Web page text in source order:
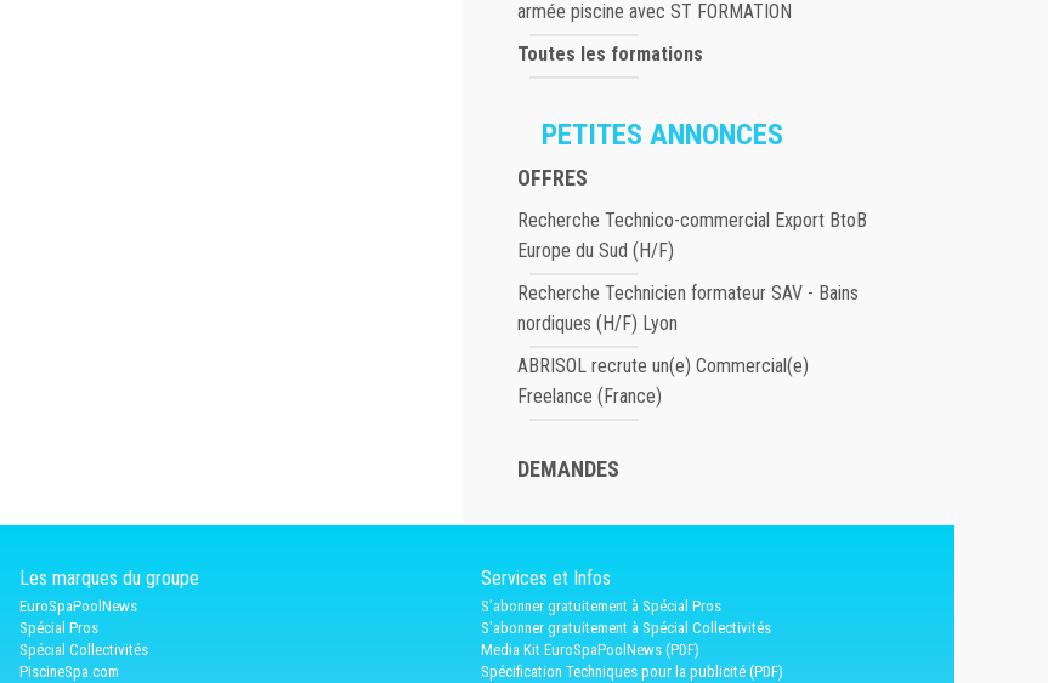
armée piscine avec ST FORMATION
Toutes les formations
PETITES ANNONCES
OFFRES
Recherche Technico-commercial Export BtoB
Europe du Sud (H/F)
Recherche Technicien formateur SAV - Bains
nordiques (H/F) Lyon
ABRISOL recrute un(e) Commercial(e)
Freelance (France)
DEMANDES
Les marques du groupe
EuroSpaPoolNews
Spécial Pros
Spécial Collectivités
PiscineSpa.com
Services et Infos
S'abonner gratuitement à Spécial Pros
S'abonner gratuitement à Spécial Collectivités
Media Kit EuroSpaPoolNews (PDF)
Spécification Techniques pour la publicité (PDF)